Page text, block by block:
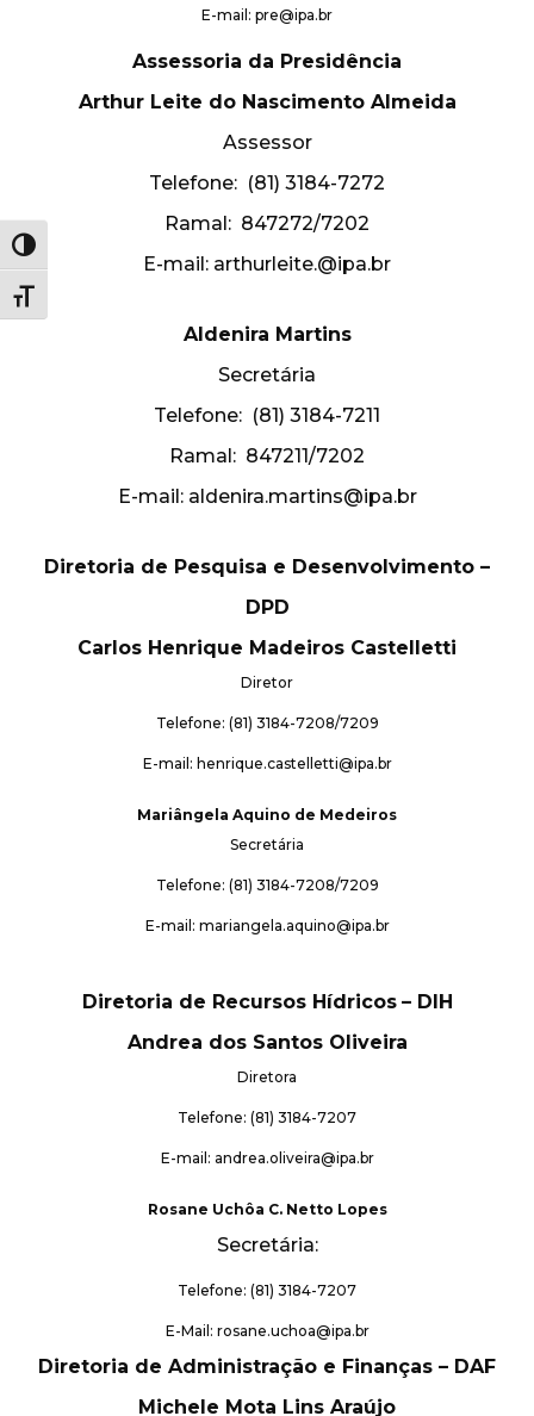
Alternar alto contraste
Alternar tamanho da fonte
E-mail: pre@ipa.br
Assessoria da Presidência
Arthur Leite do Nascimento Almeida
Assessor
Telefone: (81) 3184-7272
Ramal: 847272/7202
E-mail: arthurleite.@ipa.br
Aldenira Martins
Secretária
Telefone: (81) 3184-7211
Ramal: 847211/7202
E-mail: aldenira.martins@ipa.br
Diretoria de Pesquisa e Desenvolvimento –
DPD
Carlos Henrique Madeiros Castelletti
Diretor
Telefone: (81) 3184-7208/7209
E-mail: henrique.castelletti@ipa.br
Mariângela Aquino de Medeiros
Secretária
Telefone: (81) 3184-7208/7209
E-mail: mariangela.aquino@ipa.br
Diretoria de Recursos Hídricos – DIH
Andrea dos Santos Oliveira
Diretora
Telefone: (81) 3184-7207
E-mail: andrea.oliveira@ipa.br
Rosane Uchôa C. Netto Lopes
Secretária:
Telefone: (81) 3184-7207
E-Mail: rosane.uchoa@ipa.br
Diretoria de Administração e Finanças – DAF
Michele Mota Lins Araújo